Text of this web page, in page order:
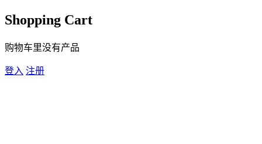
Shopping Cart
购物车里没有产品
登入 注册